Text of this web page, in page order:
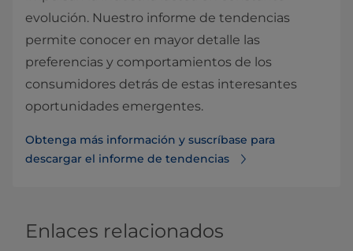
evolución. Nuestro informe de tendencias
permite conocer en mayor detalle las
preferencias y comportamientos de los
consumidores detrás de estas interesantes
oportunidades emergentes.
Obtenga más información y suscríbase para
descargar el informe de tendencias
Enlaces relacionados